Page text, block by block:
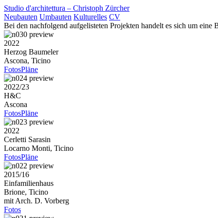
Studio d'architettura – Christoph Zürcher
Neubauten Umbauten Kulturelles CV
Bei den nachfolgend aufgelisteten Projekten handelt es sich um eine
2022
Herzog Baumeler
Ascona, Ticino
FotosPläne
2022/23
H&C
Ascona
FotosPläne
2022
Cerletti Sarasin
Locarno Monti, Ticino
FotosPläne
2015/16
Einfamilienhaus
Brione, Ticino
mit Arch. D. Vorberg
Fotos